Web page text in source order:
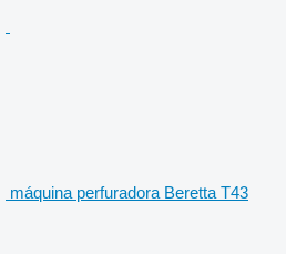
máquina perfuradora Beretta T43